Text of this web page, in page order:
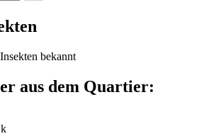
bekannt
aus dem Quartier: